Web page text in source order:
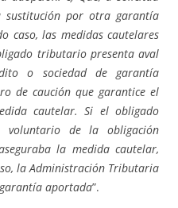
sustitución por otra garantía
caso, las medidas cautelares
tributario presenta aval
o sociedad de garantía
de caución que garantice el
cautelar. Si el obligado
de la obligación
la medida cautelar,
la Administración Tributaria
aportada”.